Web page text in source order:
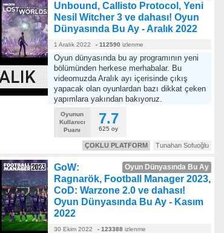
Unbound, Callisto Protocol, Yeni
Nesil Witcher 3 ve dahası! Oyun
Dünyasında Bu Ay - Aralık 2022
1 Aralık 2022 - 112590 izlenme
Oyun dünyasında bu ay programının yeni
bölümünden herkese merhabalar. Bu
videomuzda Aralık ayı içerisinde çıkış
yapacak olan oyunlardan bazı dikkat çeken
yapımlara yakından bakıyoruz.
Oyunun
Kullanıcı
Puanı
7.7
625 oy
Tunahan Sofuoğlu
ÇOKLU PLATFORM
Oyun Dünyasında Bu Ay
GoW:
Ragnarök, Football Manager 2023,
CoD: Warzone 2.0 ve dahası!
Oyun Dünyasında Bu Ay - Kasım
2022
30 Ekim 2022 - 123388 izlenme